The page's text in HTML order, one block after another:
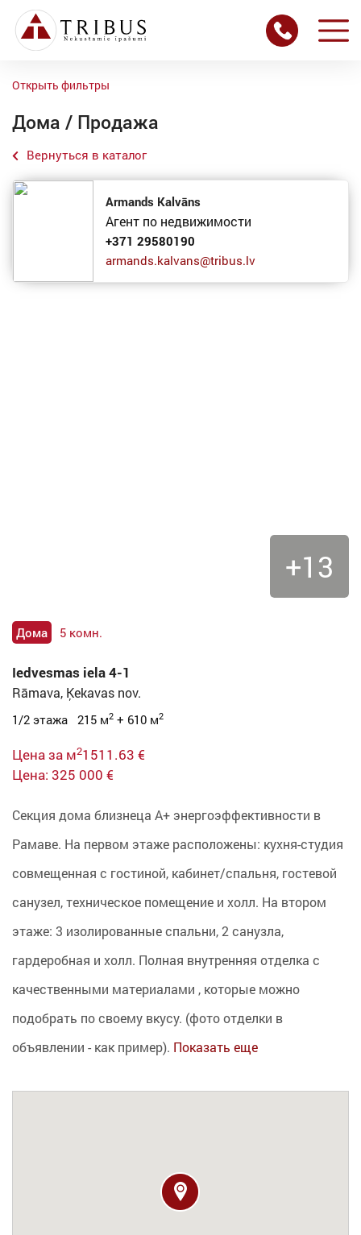
Открыть фильтры
Дома / Продажа
Вернуться в каталог
Armands Kalvāns
Агент по недвижимости
+371 29580190
armands.kalvans@tribus.lv
+13
Дома 5 комн.
Iedvesmas iela 4-1
Rāmava, Ķekavas nov.
1/2 этажа 215 м2 + 610 м2
Цена за м21511.63 €
Цена: 325 000 €
Секция дома близнеца А+ энергоэффективности в
Рамаве. На первом этаже расположены: кухня-студия
совмещенная с гостиной, кабинет/спальня, гостевой
санузел, техническое помещение и холл. На втором
этаже: 3 изолированные спальни, 2 санузла,
гардеробная и холл. Полная внутренняя отделка с
качественными материалами , которые можно
подобрать по своему вкусу. (фото отделки в
объявлении - как пример). Показать еще